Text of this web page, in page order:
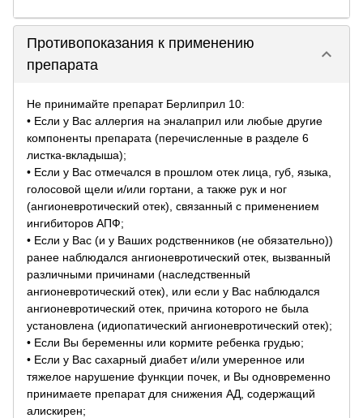
Противопоказания к применению
препарата
keyboard_arrow_down
Не принимайте препарат Берлиприл 10:
• Если у Вас аллергия на эналаприл или любые другие
компоненты препарата (перечисленные в разделе 6
листка-вкладыша);
• Если у Вас отмечался в прошлом отек лица, губ, языка,
голосовой щели и/или гортани, а также рук и ног
(ангионевротический отек), связанный с применением
ингибиторов АПФ;
• Если у Вас (и у Ваших родственников (не обязательно))
ранее наблюдался ангионевротический отек, вызванный
различными причинами (наследственный
ангионевротический отек), или если у Вас наблюдался
ангионевротический отек, причина которого не была
установлена (идиопатический ангионевротический отек);
• Если Вы беременны или кормите ребенка грудью;
• Если у Вас сахарный диабет и/или умеренное или
тяжелое нарушение функции почек, и Вы одновременно
принимаете препарат для снижения АД, содержащий
алискирен;